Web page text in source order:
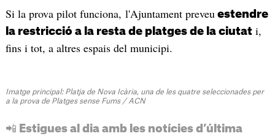
Si la prova pilot funciona, l'Ajuntament preveu estendre
la restricció a la resta de platges de la ciutati,
fins i tot, a altres espais del municipi.
Imatge principal: Platja de Nova Icària, una de les quatre seleccionades per
a la prova de Platges sense Fums / ACN
📲 Estigues al dia amb les notícies d’última